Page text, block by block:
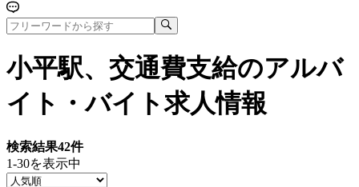
小平駅、交通費支給のアルバ
イト・バイト求人情報
検索結果42件
1-30を表示中